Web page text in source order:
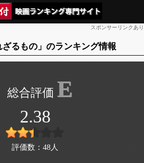
スポンサーリンクあり
ざるもの」のランキング情報
E
2.38
評価数： 48 人